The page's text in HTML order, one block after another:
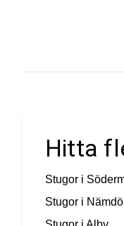
Hitta
Stugor i
Stugor i Nämdö